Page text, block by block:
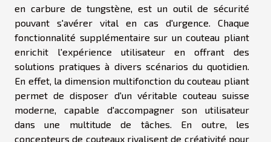
en carbure de tungstène, est un outil de sécurité
pouvant s'avérer vital en cas d'urgence. Chaque
fonctionnalité supplémentaire sur un couteau pliant
enrichit l'expérience utilisateur en offrant des
solutions pratiques à divers scénarios du quotidien.
En effet, la dimension multifonction du couteau pliant
permet de disposer d'un véritable couteau suisse
moderne, capable d'accompagner son utilisateur
dans une multitude de tâches. En outre, les
concepteurs de couteaux rivalisent de créativité pour